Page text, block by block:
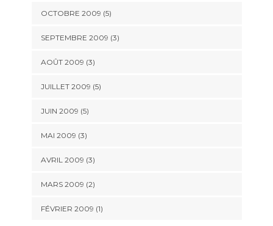
OCTOBRE 2009 (5)
SEPTEMBRE 2009 (3)
AOÛT 2009 (3)
JUILLET 2009 (5)
JUIN 2009 (5)
MAI 2009 (3)
AVRIL 2009 (3)
MARS 2009 (2)
FÉVRIER 2009 (1)